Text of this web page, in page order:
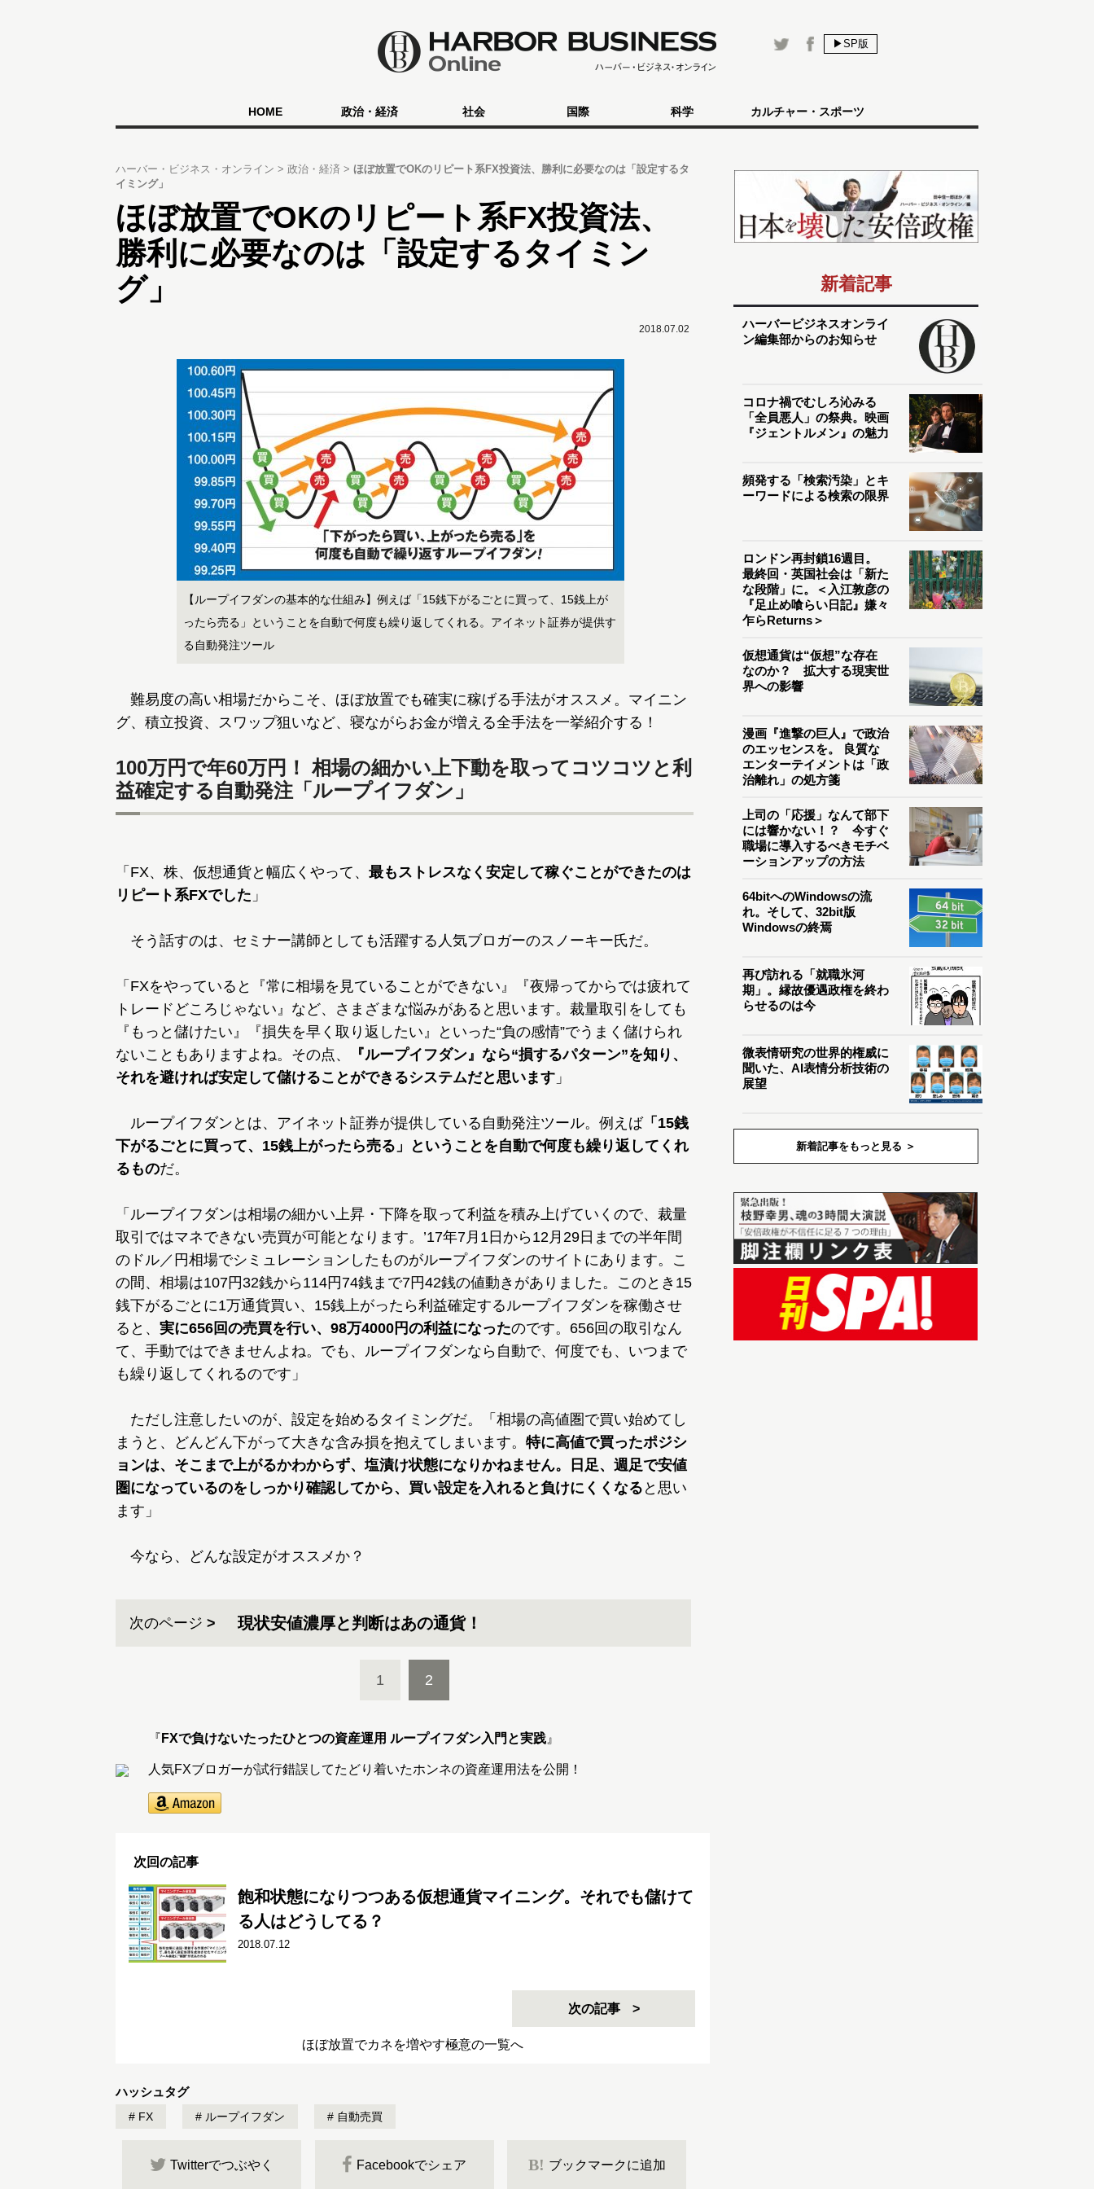
▶SP版
HOME 政治・経済 社会 国際 科学 カルチャー・スポーツ
ハーバー・ビジネス・オンライン 政治・経済
ほぼ放置でOKのリピート系FX投資法、勝利に必要なのは「設定するタ
イミング」
ほぼ放置でOKのリピート系FX投資法、
勝利に必要なのは「設定するタイミン
グ」
2018.07.02
【ループイフダンの基本的な仕組み】例えば「15銭下がるごとに買って、15銭上が
ったら売る」ということを自動で何度も繰り返してくれる。アイネット証券が提供す
る自動発注ツール
難易度の高い相場だからこそ、ほぼ放置でも確実に稼げる手法がオススメ。マイニン
グ、積立投資、スワップ狙いなど、寝ながらお金が増える全手法を一挙紹介する！
100万円で年60万円！ 相場の細かい上下動を取ってコツコツと利
益確定する自動発注「ループイフダン」
「FX、株、仮想通貨と幅広くやって、 最もストレスなく安定して稼ぐことができたのは
リピート系FXでした 」
そう話すのは、セミナー講師としても活躍する人気ブロガーのスノーキー氏だ。
「FXをやっていると『常に相場を見ていることができない』『夜帰ってからでは疲れて
トレードどころじゃない』など、さまざまな悩みがあると思います。裁量取引をしても
『もっと儲けたい』『損失を早く取り返したい』といった“負の感情”でうまく儲けられ
ないこともありますよね。その点、
『ループイフダン』なら“損するパターン”を知り、
それを避ければ安定して儲けることができるシステムだと思います 」
ループイフダンとは、アイネット証券が提供している自動発注ツール。例えば「15銭
下がるごとに買って、15銭上がったら売る」ということを自動で何度も繰り返してくれ
るものだ。
「ループイフダンは相場の細かい上昇・下降を取って利益を積み上げていくので、裁量
取引ではマネできない売買が可能となります。’17年7月1日から12月29日までの半年間
のドル／円相場でシミュレーションしたものがループイフダンのサイトにあります。こ
の間、相場は107円32銭から114円74銭まで7円42銭の値動きがありました。このとき15
銭下がるごとに1万通貨買い、15銭上がったら利益確定するループイフダンを稼働させ
ると、 実に656回の売買を行い、98万4000円の利益になったのです。656回の取引なん
て、手動ではできませんよね。でも、ループイフダンなら自動で、何度でも、いつまで
も繰り返してくれるのです」
ただし注意したいのが、設定を始めるタイミングだ。「相場の高値圏で買い始めてし
まうと、どんどん下がって大きな含み損を抱えてしまいます。 特に高値で買ったポジシ
ョンは、そこまで上がるかわからず、塩漬け状態になりかねません。日足、週足で安値
圏になっているのをしっかり確認してから、買い設定を入れると負けにくくなる と思い
ます」
今なら、どんな設定がオススメか？
次のページ 現状安値濃厚と判断はあの通貨！
1 2
『 FXで負けないたったひとつの資産運用 ループイフダン入門と実践 』
人気FXブロガーが試行錯誤してたどり着いたホンネの資産運用法を公開！
次回の記事
飽和状態になりつつある仮想通貨マイニング。それでも儲けて
る人はどうしてる？
2018.07.12
次の記事
ほぼ放置でカネを増やす極意の一覧へ
ハッシュタグ
FX ループイフダン 自動売買
Twitterでつぶやく Facebookでシェア B! ブックマークに追加
新着記事
ハーバービジネスオンライ
ン編集部からのお知らせ
コロナ禍でむしろ沁みる
「全員悪人」の祭典。映画
『ジェントルメン』の魅力
頻発する「検索汚染」とキ
ーワードによる検索の限界
ロンドン再封鎖16週目。
最終回・英国社会は「新た
な段階」に。＜入江敦彦の
『足止め喰らい日記』嫌々
乍らReturns＞
仮想通貨は“仮想”な存在
なのか？ 拡大する現実世
界への影響
漫画『進撃の巨人』で政治
のエッセンスを。 良質な
エンターテイメントは「政
治離れ」の処方箋
上司の「応援」なんて部下
には響かない！？ 今すぐ
職場に導入するべきモチベ
ーションアップの方法
64bitへのWindowsの流
れ。そして、32bit版
Windowsの終焉
再び訪れる「就職氷河
期」。縁故優遇政権を終わ
らせるのは今
微表情研究の世界的権威に
聞いた、AI表情分析技術の
展望
新着記事をもっと見る